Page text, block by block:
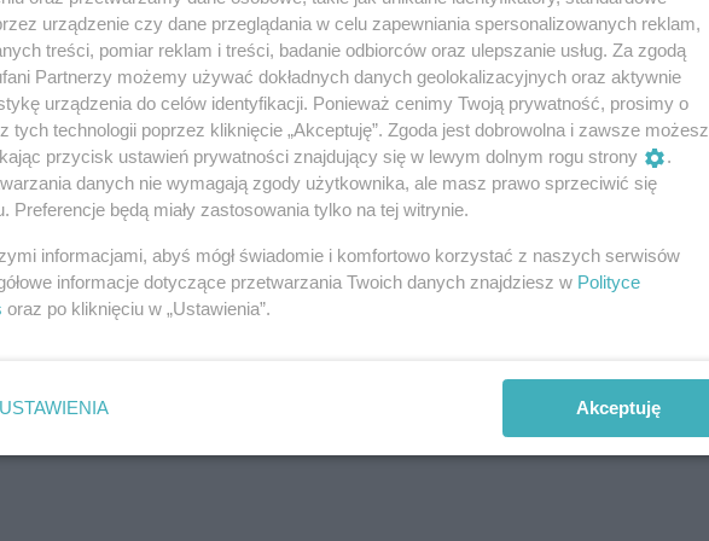
po narzuceniu stanu wojennego redaktor
„Solidarności” w stoczni „Warskiego”,
w sierpniu 1988 roku w Porcie „Biuletynu
Komitetu Założycielskiego Wolnych Związków
Szczecińskiego”, gryfińskiego pisma
Pokój”, wydawca artzinów „Garaż” i „Skafander”.
REKLAMA
urządzenie czy dane przeglądania w celu zapewniania spersonalizowanych reklam,
treści, pomiar reklam i treści, badanie odbiorców oraz ulepszanie usług. Za zgodą
Partnerzy możemy używać dokładnych danych geolokalizacyjnych oraz aktywnie
urządzenia do celów identyfikacji. Ponieważ cenimy Twoją prywatność, prosimy o
tych technologii poprzez kliknięcie „Akceptuję”. Zgoda jest dobrowolna i zawsze możesz
przycisk ustawień prywatności znajdujący się w lewym dolnym rogu strony
.
danych nie wymagają zgody użytkownika, ale masz prawo sprzeciwić się
Preferencje będą miały zastosowania tylko na tej witrynie.
informacjami, abyś mógł świadomie i komfortowo korzystać z naszych serwisów
informacje dotyczące przetwarzania Twoich danych znajdziesz w Polityce
oraz po kliknięciu w „Ustawienia”.
USTAWIENIA Akceptuję